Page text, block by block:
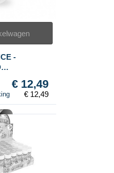
-
VAN 4
€ 12,49
€ 12,49